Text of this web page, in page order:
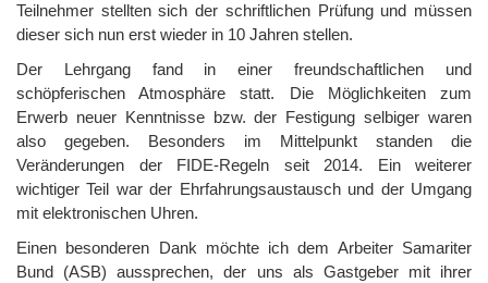
Teilnehmer stellten sich der schriftlichen Prüfung und müssen
dieser sich nun erst wieder in 10 Jahren stellen.
Der Lehrgang fand in einer freundschaftlichen und
schöpferischen Atmosphäre statt. Die Möglichkeiten zum
Erwerb neuer Kenntnisse bzw. der Festigung selbiger waren
also gegeben. Besonders im Mittelpunkt standen die
Veränderungen der FIDE-Regeln seit 2014. Ein weiterer
wichtiger Teil war der Ehrfahrungsaustausch und der Umgang
mit elektronischen Uhren.
Einen besonderen Dank möchte ich dem Arbeiter Samariter
Bund (ASB) aussprechen, der uns als Gastgeber mit ihrer